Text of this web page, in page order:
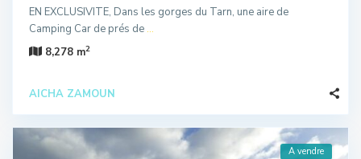
EN EXCLUSIVITE, Dans les gorges du Tarn, une aire de
Camping Car de prés de ...
8,278 m2
AICHA ZAMOUN
A vendre